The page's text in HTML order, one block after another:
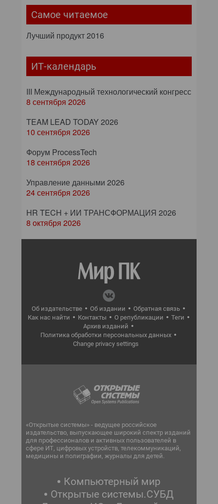
Самое читаемое
Лучший продукт 2016
ИТ-календарь
III Международный технологический конгресс
8 сентября 2026
TEAM LEAD TODAY 2026
10 сентября 2026
Форум ProcessTech
18 сентября 2026
Управление данными 2026
24 сентября 2026
HR TECH + ИИ ТРАНСФОРМАЦИЯ 2026
8 октября 2026
Об издательстве Об издании
Обратная связь
Как нас найти
Контакты О републикации
Теги
Архив изданий
Политика обработки персональных данных
Change privacy settings
«Открытые системы» - ведущее российское
издательство, выпускающее широкий спектр изданий
для профессионалов и активных пользователей в
сфере ИТ, цифровых устройств, телекоммуникаций,
медицины и полиграфии, журналы для детей.
Компьютерный мир
Открытые системы.СУБД